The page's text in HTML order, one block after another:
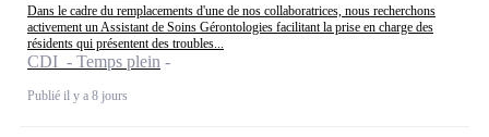
Dans le cadre du remplacements d'une de nos collaboratrices, nous recherchons
activement un Assistant de Soins Gérontologies facilitant la prise en charge des
résidents qui présentent des troubles...
CDI - Temps plein
Publié il y a 8 jours